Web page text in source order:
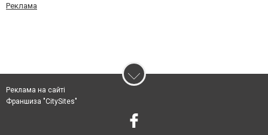
Реклама
Реклама на сайті
Франшиза "CitySites"